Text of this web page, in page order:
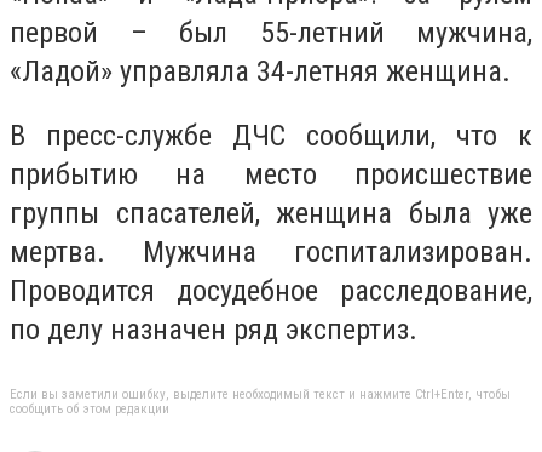
первой – был 55-летний мужчина,
«Ладой» управляла 34-летняя женщина.
В пресс-службе ДЧС сообщили, что к
прибытию на место происшествие
группы спасателей, женщина была уже
мертва. Мужчина госпитализирован.
Проводится досудебное расследование,
по делу назначен ряд экспертиз.
Если вы заметили ошибку, выделите необходимый текст и нажмите Ctrl+Enter, чтобы
сообщить об этом редакции